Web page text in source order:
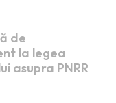
de
la legea
asupra PNRR